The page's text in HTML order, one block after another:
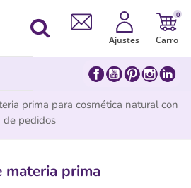
Ajustes
0
Carro
prima para cosmética natural con
de pedidos
materia prima